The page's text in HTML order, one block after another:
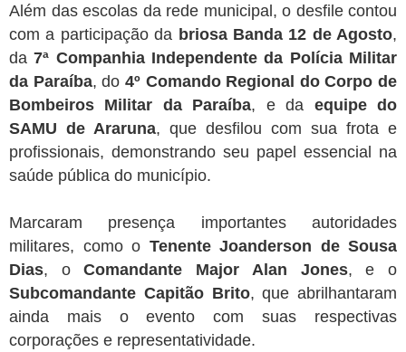
Além das escolas da rede municipal, o desfile contou
com a participação da briosa Banda 12 de Agosto,
da7ª Companhia Independente da Polícia Militar
da Paraíba, do 4º Comando Regional do Corpo de
Bombeiros Militar da Paraíba, e da equipe do
SAMU de Araruna, que desfilou com sua frota e
profissionais, demonstrando seu papel essencial na
saúde pública do município.
Marcaram presença importantes autoridades
militares, como o Tenente Joanderson de Sousa
Dias, oComandante Major Alan Jones, e o
Subcomandante Capitão Brito, que abrilhantaram
ainda mais o evento com suas respectivas
corporações e representatividade.